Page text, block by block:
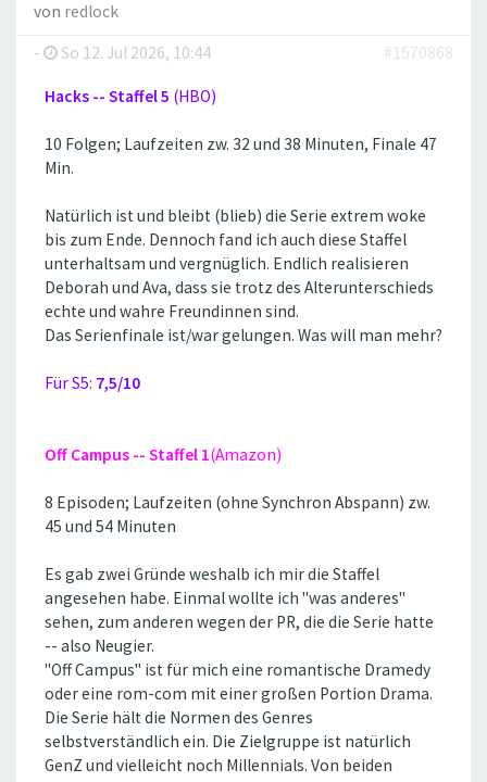
von redlock
-
So 12. Jul 2026, 10:44 #1570868
Hacks -- Staffel 5 (HBO)
10 Folgen; Laufzeiten zw. 32 und 38 Minuten, Finale 47
Min.
Natürlich ist und bleibt (blieb) die Serie extrem woke
bis zum Ende. Dennoch fand ich auch diese Staffel
unterhaltsam und vergnüglich. Endlich realisieren
Deborah und Ava, dass sie trotz des Alterunterschieds
echte und wahre Freundinnen sind.
Das Serienfinale ist/war gelungen. Was will man mehr?
Für S5: 7,5/10
Off Campus -- Staffel 1(Amazon)
8 Episoden; Laufzeiten (ohne Synchron Abspann) zw.
45 und 54 Minuten
Es gab zwei Gründe weshalb ich mir die Staffel
angesehen habe. Einmal wollte ich ''was anderes''
sehen, zum anderen wegen der PR, die die Serie hatte
-- also Neugier.
''Off Campus'' ist für mich eine romantische Dramedy
oder eine rom-com mit einer großen Portion Drama.
Die Serie hält die Normen des Genres
selbstverständlich ein. Die Zielgruppe ist natürlich
GenZ und vielleicht noch Millennials. Von beiden